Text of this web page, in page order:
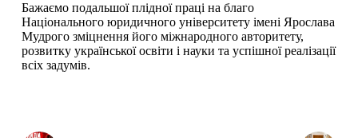
Бажаємо подальшої плідної праці на благо
Національного юридичного університету імені Ярослава
Мудрого зміцнення його міжнародного авторитету,
розвитку української освіти і науки та успішної реалізації
всіх задумів.